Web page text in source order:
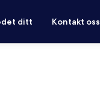
ditt Kontakt oss